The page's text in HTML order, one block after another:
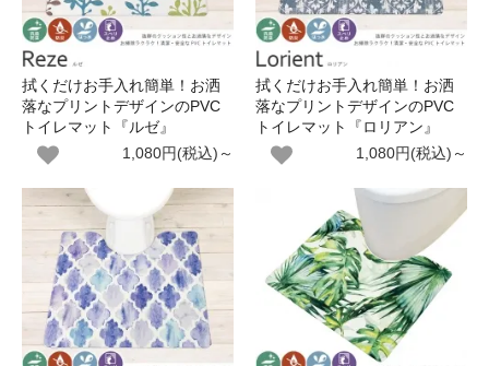
拭くだけお手入れ簡単！お洒
落なプリントデザインのPVC
トイレマット『ルゼ』
1,080円(税込)～
拭くだけお手入れ簡単！お洒
落なプリントデザインのPVC
トイレマット『ロリアン』
1,080円(税込)～